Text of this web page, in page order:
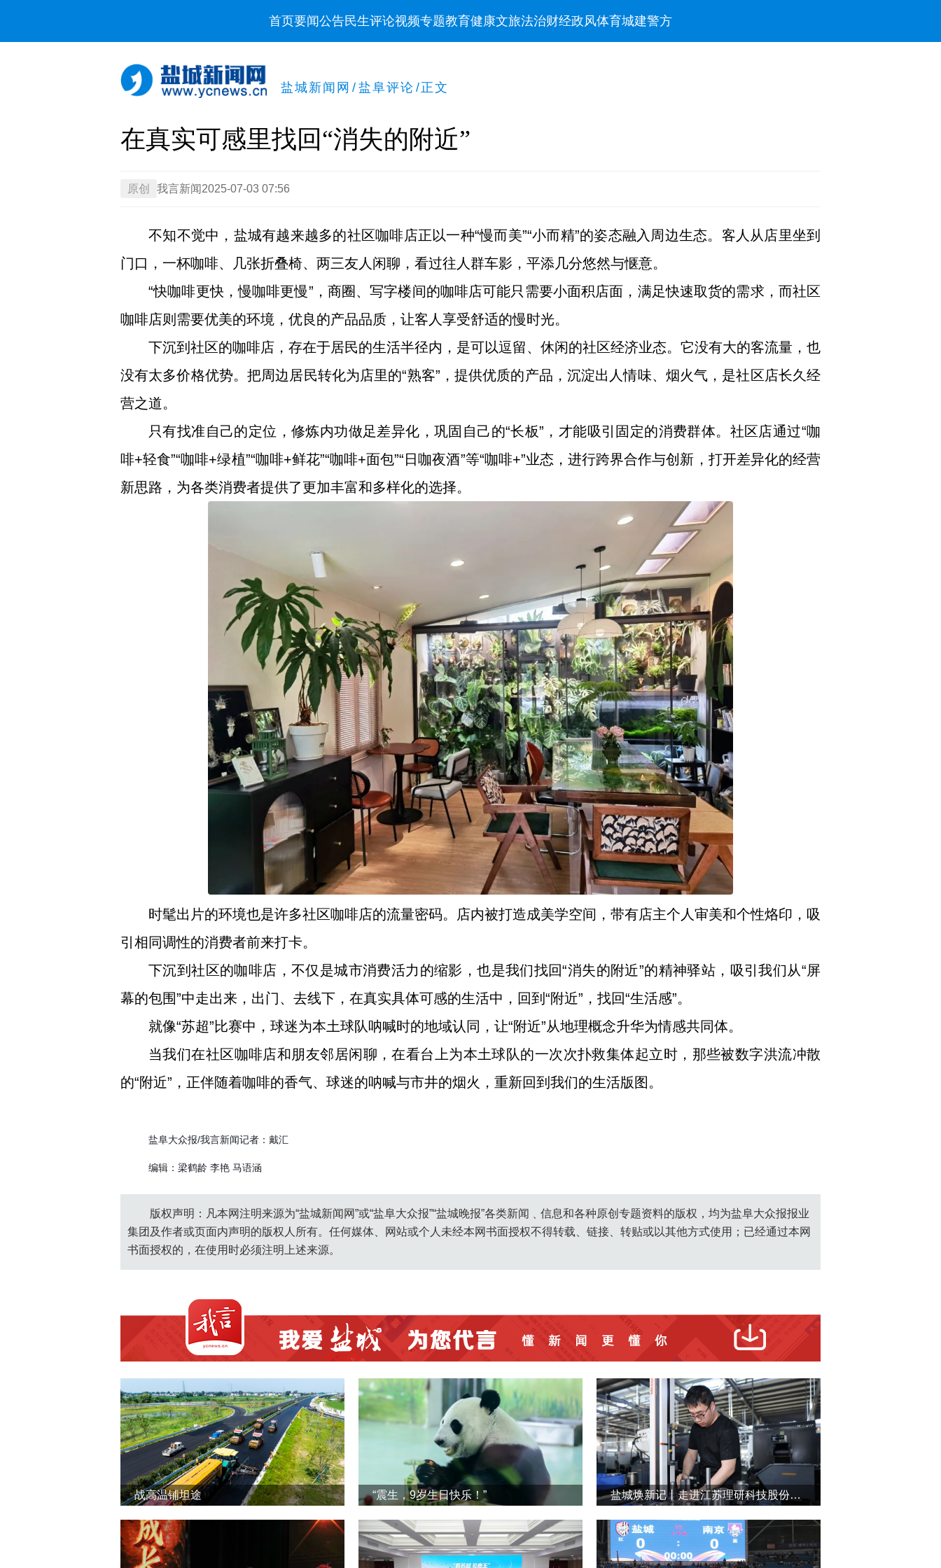
首页要闻公告民生评论视频专题教育健康文旅法治财经政风体育城建警方
盐城新闻网 / 盐阜评论 /正文
在真实可感里找回“消失的附近”
原创 我言新闻 2025-07-03 07:56
不知不觉中，盐城有越来越多的社区咖啡店正以一种“慢而美”“小而精”的姿态融入周边生态。客人从店里坐到
门口，一杯咖啡、几张折叠椅、两三友人闲聊，看过往人群车影，平添几分悠然与惬意。
“快咖啡更快，慢咖啡更慢”，商圈、写字楼间的咖啡店可能只需要小面积店面，满足快速取货的需求，而社区
咖啡店则需要优美的环境，优良的产品品质，让客人享受舒适的慢时光。
下沉到社区的咖啡店，存在于居民的生活半径内，是可以逗留、休闲的社区经济业态。它没有大的客流量，也
没有太多价格优势。把周边居民转化为店里的“熟客”，提供优质的产品，沉淀出人情味、烟火气，是社区店长久经
营之道。
只有找准自己的定位，修炼内功做足差异化，巩固自己的“长板”，才能吸引固定的消费群体。社区店通过“咖
啡+轻食”“咖啡+绿植”“咖啡+鲜花”“咖啡+面包”“日咖夜酒”等“咖啡+”业态，进行跨界合作与创新，打开差异化的经营
新思路，为各类消费者提供了更加丰富和多样化的选择。
时髦出片的环境也是许多社区咖啡店的流量密码。店内被打造成美学空间，带有店主个人审美和个性烙印，吸
引相同调性的消费者前来打卡。
下沉到社区的咖啡店，不仅是城市消费活力的缩影，也是我们找回“消失的附近”的精神驿站，吸引我们从“屏
幕的包围”中走出来，出门、去线下，在真实具体可感的生活中，回到“附近”，找回“生活感”。
就像“苏超”比赛中，球迷为本土球队呐喊时的地域认同，让“附近”从地理概念升华为情感共同体。
当我们在社区咖啡店和朋友邻居闲聊，在看台上为本土球队的一次次扑救集体起立时，那些被数字洪流冲散
的“附近”，正伴随着咖啡的香气、球迷的呐喊与市井的烟火，重新回到我们的生活版图。
盐阜大众报/我言新闻记者：戴汇
编辑：梁鹤龄 李艳 马语涵
版权声明：凡本网注明来源为“盐城新闻网”或“盐阜大众报”“盐城晚报”各类新闻﹑信息和各种原创专题资料的版权，均为盐阜大众报报业
集团及作者或页面内声明的版权人所有。任何媒体、网站或个人未经本网书面授权不得转载、链接、转贴或以其他方式使用；已经通过本网
书面授权的，在使用时必须注明上述来源。
战高温铺坦途 “震生，9岁生日快乐！” 盐城焕新记丨走进江苏理研科技股份有限公司